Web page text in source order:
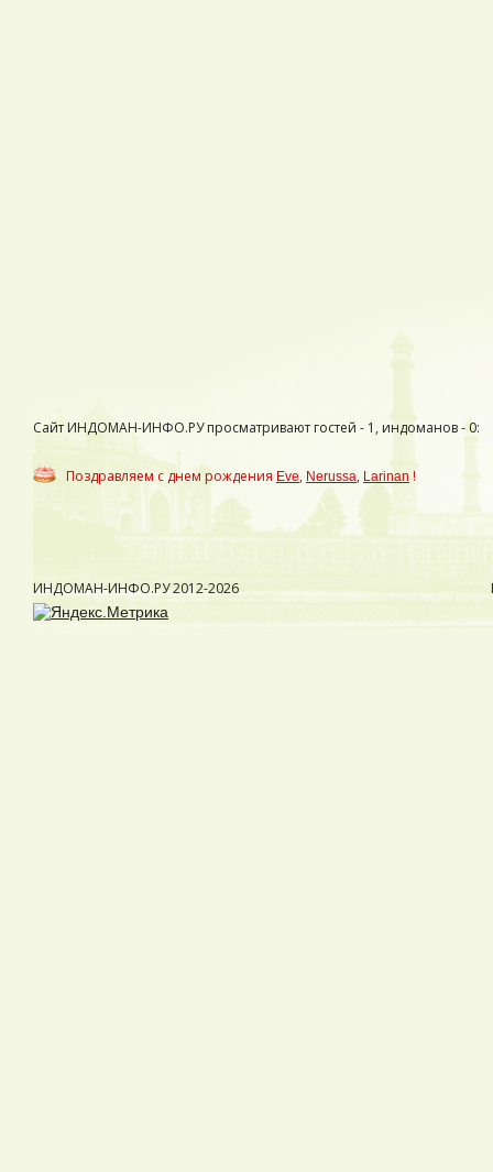
Сайт ИНДОМАН-ИНФО.РУ просматривают гостей - 1, индоманов - 0:
Поздравляем с днем рождения Eve, Nerussa, Larinan !
ИНДОМАН-ИНФО.РУ2012-2026